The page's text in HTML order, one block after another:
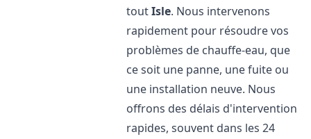
toutIsle. Nous intervenons
rapidement pour résoudre vos
problèmes de chauffe-eau, que
ce soit une panne, une fuite ou
une installation neuve. Nous
offrons des délais d'intervention
rapides, souvent dans les 24